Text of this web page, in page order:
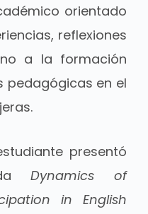
orientado
reflexiones
a la formación
pedagógicas en el
presentó
Dynamics of
in English